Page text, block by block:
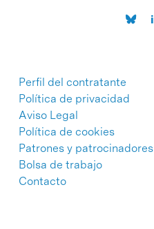
Perfil del contratante
Política de privacidad
Aviso Legal
Política de cookies
Patrones y patrocinadores
Bolsa de trabajo
Contacto